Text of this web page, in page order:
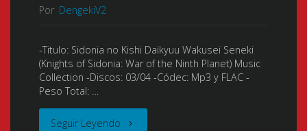
[Mp3]"
Collection
Por DengekiV2
-Titulo: Sidonia no Kishi Daikyuu Wakusei Seneki
(Knights of Sidonia: War of the Ninth Planet) Music
Collection -Discos: 03/04 -Códec: Mp3 y FLAC -
Peso Total: …
Seguir Leyendo "Sidonia